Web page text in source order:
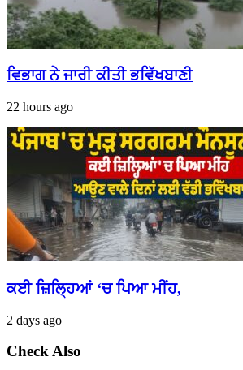
ਵਿਭਾਗ ਨੇ ਜਾਰੀ ਕੀਤੀ ਭਵਿੱਖਬਾਣੀ
22 hours ago
ਕਈ ਜ਼ਿਲ੍ਹਿਆਂ ‘ਚ ਪਿਆ ਮੀਂਹ,
2 days ago
Check Also